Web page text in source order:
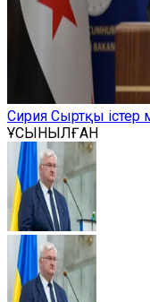
Сирия Сыртқы істер
ҰСЫНЫЛҒАН